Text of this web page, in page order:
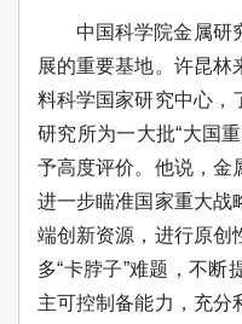
中国科学院金属研
展的重要基地。许昆林
料科学国家研究中心，
研究所为一大批“大国
予高度评价。他说，金
进一步瞄准国家重大战
端创新资源，进行原创
多“卡脖子”难题，不断
主可控制备能力，充分